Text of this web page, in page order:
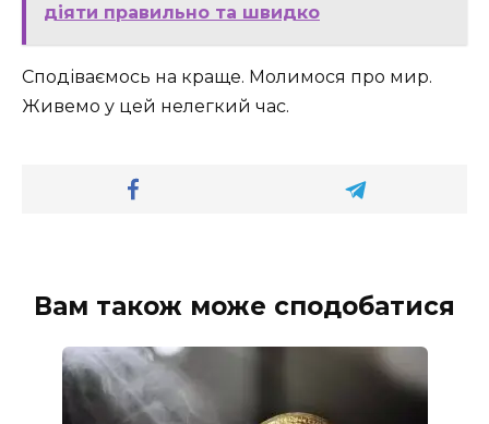
діяти правильно та швидко
Сподіваємось на краще. Молимося про мир.
Живемо у цей нелегкий час.
Вам також може сподобатися